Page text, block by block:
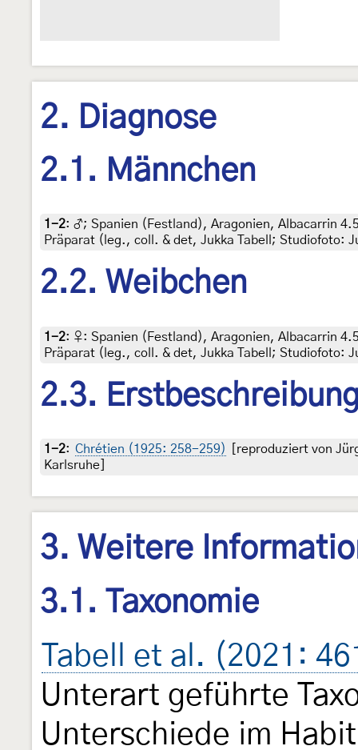
2. Diagnose
2.1. Männchen
1-2: ♂; Spanien (Festland), Aragonien, Albacarrin
Präparat (leg., coll. & det, Jukka Tabell; Studiofoto:
2.2. Weibchen
1-2: ♀: Spanien (Festland), Aragonien, Albacarrin
Präparat (leg., coll. & det, Jukka Tabell; Studiofoto:
2.3.
1-2: Chrétien (1925: 258-259)
[reproduziert von
Karlsruhe]
3. Weitere
3.1. Taxonomie
Tabell et al. (2021:
Unterart geführte
Unterschiede im